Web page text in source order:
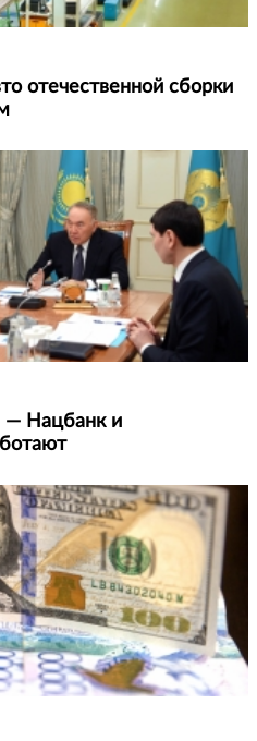
отечественной сборки
— Нацбанк и